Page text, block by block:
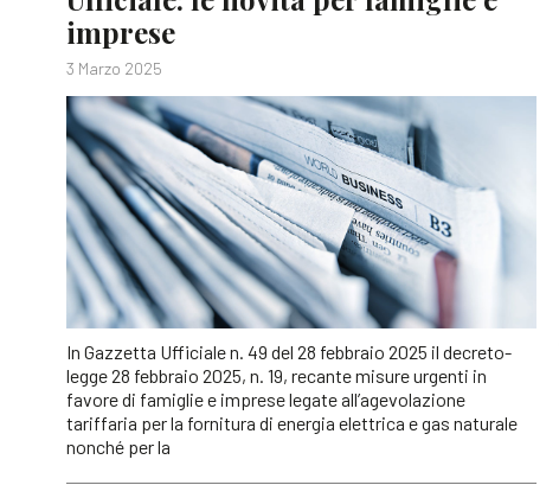
imprese
3 Marzo 2025
In Gazzetta Ufficiale n. 49 del 28 febbraio 2025 il decreto-
legge 28 febbraio 2025, n. 19, recante misure urgenti in
favore di famiglie e imprese legate all’agevolazione
tariffaria per la fornitura di energia elettrica e gas naturale
nonché per la